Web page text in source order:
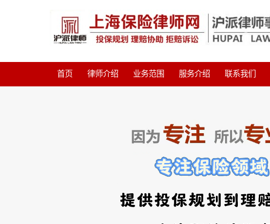
首页 律师介绍 业务范围 服务介绍 联系我们